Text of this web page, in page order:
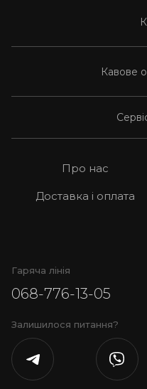
Сиропи
Кавове
Про нас
Доставка і оплата
Гаряча лінія
068-776-13-05
Залишилося питання?